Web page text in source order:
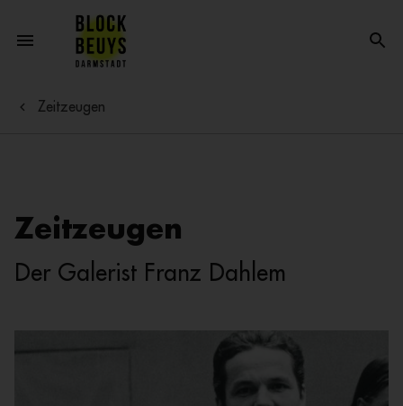
Zeitzeugen
Zeitzeugen
Der Galerist Franz Dahlem